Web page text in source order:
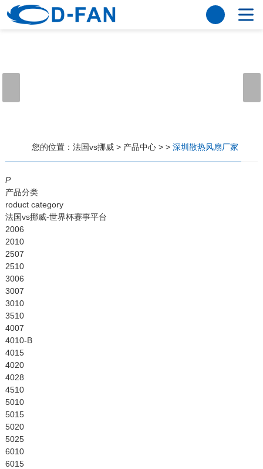
法国vs挪威
应用案例
法国vs挪威
行业资讯
常见问题
联系方式
客户留言
人才招聘
English
您的位置： 法国vs挪威> 产品中心> > 深圳散热风扇厂家
P
产品分类
roduct category
法国vs挪威-世界杯赛事平台
2006
2010
2507
2510
3006
3007
3010
3510
4007
4010-B
4015
4020
4028
4510
5010
5015
5020
5025
6010
6015